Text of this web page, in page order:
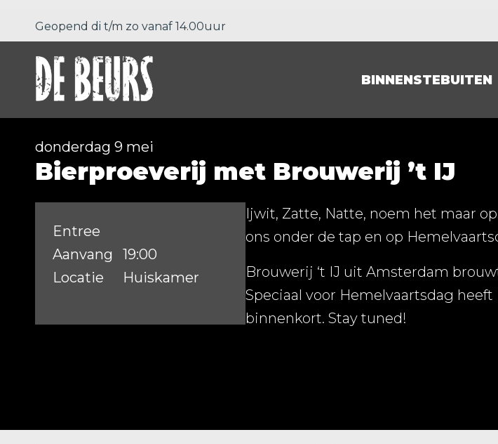
Geopend di t/m zo vanaf 14.00uur
BINNENSTEBUITEN
donderdag 9 mei
Bierproeverij met Brouwerij ’t IJ
Entree
Aanvang
19:00
Locatie
Huiskamer
Ijwit, Zatte, Natte, noem het maar
ons onder de tap en op
Brouwerij ‘t IJ uit Amsterdam
Speciaal voor Hemelvaartsdag
binnenkort. Stay tuned!